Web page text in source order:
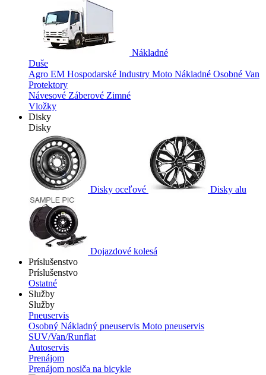
Nákladné
Duše
Agro EM Hospodarské Industry Moto Nákladné Osobné Van
Protektory
Návesové Záberové Zimné
Vložky
Disky
Disky
Disky oceľové Disky alu
Dojazdové kolesá
Príslušenstvo
Príslušenstvo
Ostatné
Služby
Služby
Pneuservis
Osobný Nákladný pneuservis Moto pneuservis
SUV/Van/Runflat
Autoservis
Prenájom
Prenájom nosiča na bicykle